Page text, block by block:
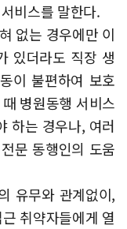
비스를 말한다.
없는 경우에만 이
있더라도 직장 생
이 불편하여 보호
병원동행 서비스
하는 경우나, 여러
문 동행인의 도움
유무와 관계없이,
취약자들에게 열